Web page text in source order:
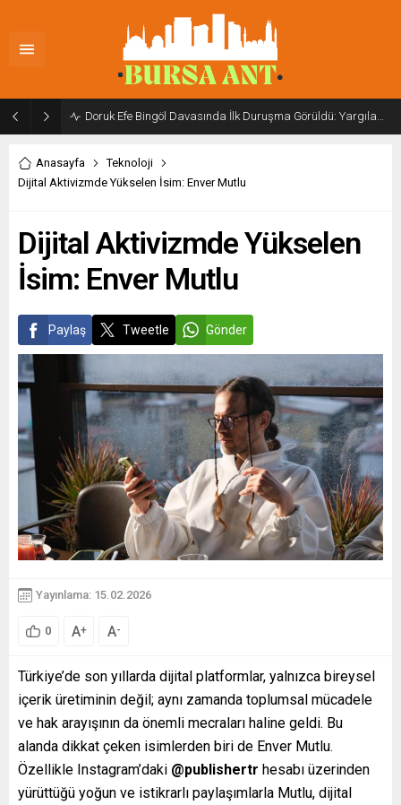
Doruk Efe Bingöl Davasında İlk Duruşma Görüldü: Yargılama 20 Ekim 2026’ya Ertelendi
Anasayfa
Teknoloji
Dijital Aktivizmde Yükselen İsim: Enver Mutlu
Dijital Aktivizmde Yükselen
İsim: Enver Mutlu
Paylaş Tweetle Gönder
Yayınlama: 15.02.2026
0 A+ A-
Türkiye’de son yıllarda dijital platformlar, yalnızca bireysel
içerik üretiminin değil; aynı zamanda toplumsal mücadele
ve hak arayışının da önemli mecraları haline geldi. Bu
alanda dikkat çeken isimlerden biri de Enver Mutlu.
Özellikle Instagram’daki @publishertr hesabı üzerinden
yürüttüğü yoğun ve istikrarlı paylaşımlarla Mutlu, dijital